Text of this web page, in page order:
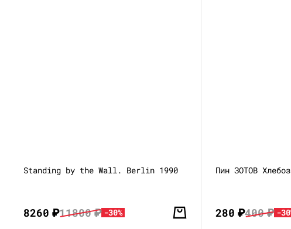
Standing by the Wall. Berlin 1990
8260₽11800₽ -30%
Пин ЗОТОВ
280₽400₽ -